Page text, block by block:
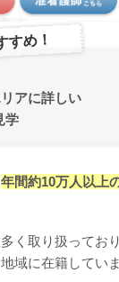
すめ！
アに詳しい
学
年間約10万人以上
く取り扱ってお
域に在籍していま